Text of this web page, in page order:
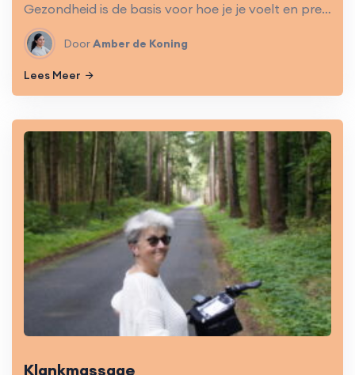
Gezondheid is de basis voor hoe je je voelt en presteert. Samen ontdekken we waar jouw winst zit en bouwen we aan een fit fundament.
DoorAmber de Koning
Lees Meer
Klankmassage